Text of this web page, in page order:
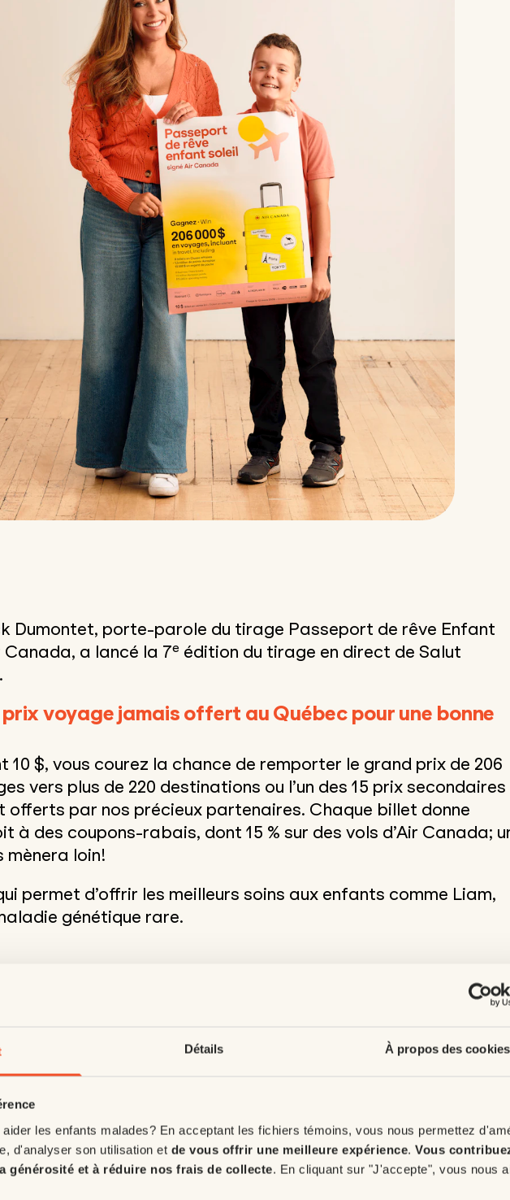
Détails À propos des cookies
les enfants malades? En acceptant les fichiers témoins, vous nous permettez
d'analyser son utilisation et de vous offrir une meilleure expérience. Vous
générosité et à réduire nos frais de collecte. En cliquant sur "J'accepte", vous nous
Dumontet, porte-parole du tirage Passeport de rêve Enfant
Canada, a lancé la 7e édition du tirage en direct de Salut
prix voyage jamais offert au Québec pour une bonne
10 $, vous courez la chance de remporter le grand prix de 206
vers plus de 220 destinations ou l’un des 15 prix secondaires
offerts par nos précieux partenaires. Chaque billet donne
à des coupons-rabais, dont 15 % sur des vols d’Air Canada;
mènera loin!
permet d’offrir les meilleurs soins aux enfants comme Liam,
génétique rare.